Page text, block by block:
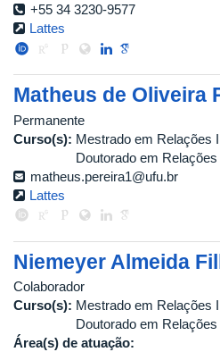
+55 34 3230-9577
Lattes
Matheus de Oliveira
Permanente
Curso(s): Mestrado em Relações
Doutorado em
matheus.pereira1@ufu.br
Lattes
Niemeyer Almeida
Colaborador
Curso(s): Mestrado em Relações
Doutorado em
Área(s) de atuação: